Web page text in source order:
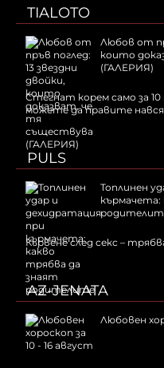
TIALOTO
Любов от
които
(ГАЛЕРИЯ)
Стегнат корем само за
можете да правите
PULS
Топлинен
кърмачета:
Кървене след секс –
AZ-JENATA
Любовен